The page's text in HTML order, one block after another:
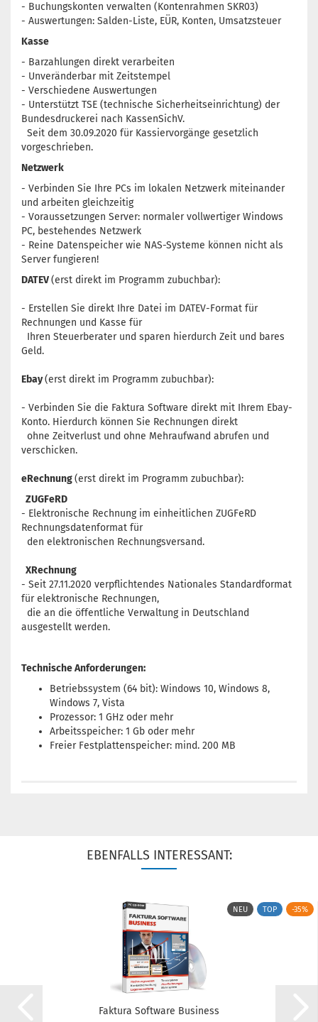
- Buchungskonten verwalten (Kontenrahmen SKR03)
- Auswertungen: Salden-Liste, EÜR, Konten, Umsatzsteuer
Kasse
- Barzahlungen direkt verarbeiten
- Unveränderbar mit Zeitstempel
- Verschiedene Auswertungen
- Unterstützt TSE (technische Sicherheitseinrichtung) der
Bundesdruckerei nach KassenSichV.
Seit dem 30.09.2020 für Kassiervorgänge gesetzlich
vorgeschrieben.
Netzwerk
- Verbinden Sie Ihre PCs im lokalen Netzwerk miteinander
und arbeiten gleichzeitig
- Voraussetzungen Server: normaler vollwertiger Windows
PC, bestehendes Netzwerk
- Reine Datenspeicher wie NAS-Systeme können nicht als
Server fungieren!
DATEV(erst direkt im Programm zubuchbar):
- Erstellen Sie direkt Ihre Datei im DATEV-Format für
Rechnungen und Kasse für
Ihren Steuerberater und sparen hierdurch Zeit und bares
Geld.
Ebay(erst direkt im Programm zubuchbar):
- Verbinden Sie die Faktura Software direkt mit Ihrem Ebay-
Konto. Hierdurch können Sie Rechnungen direkt
ohne Zeitverlust und ohne Mehraufwand abrufen und
verschicken.
eRechnung(erst direkt im Programm zubuchbar):
ZUGFeRD
- Elektronische Rechnung im einheitlichen ZUGFeRD
Rechnungsdatenformat für
den elektronischen Rechnungsversand.
XRechnung
- Seit 27.11.2020 verpflichtendes Nationales Standardformat
für elektronische Rechnungen,
die an die öffentliche Verwaltung in Deutschland
ausgestellt werden.
Technische Anforderungen:
Betriebssystem (64 bit): Windows 10, Windows 8,
Windows 7, Vista
Prozessor: 1 GHz oder mehr
Arbeitsspeicher: 1 Gb oder mehr
Freier Festplattenspeicher: mind. 200 MB
EBENFALLS INTERESSANT:
NEU TOP -35%
Faktura Software Business